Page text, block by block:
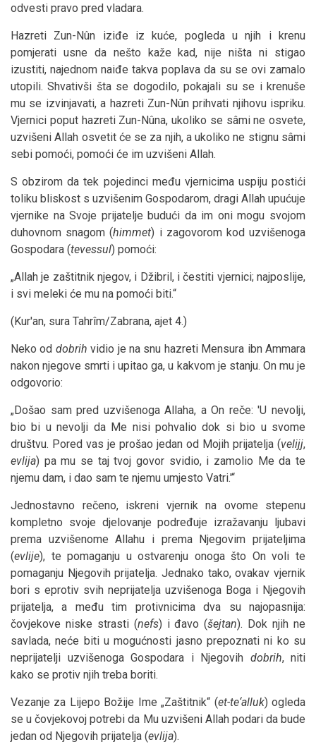
odvesti pravo pred vladara.
Hazreti Zun-Nûn iziđe iz kuće, pogleda u njih i krenu
pomjerati usne da nešto kaže kad, nije ništa ni stigao
izustiti, najednom naiđe takva poplava da su se ovi zamalo
utopili. Shvativši šta se dogodilo, pokajali su se i krenuše
mu se izvinjavati, a hazreti Zun-Nûn prihvati njihovu ispriku.
Vjernici poput hazreti Zun-Nûna, ukoliko se sâmi ne osvete,
uzvišeni Allah osvetit će se za njih, a ukoliko ne stignu sâmi
sebi pomoći, pomoći će im uzvišeni Allah.
S obzirom da tek pojedinci među vjernicima uspiju postići
toliku bliskost s uzvišenim Gospodarom, dragi Allah upućuje
vjernike na Svoje prijatelje budući da im oni mogu svojom
duhovnom snagom (himmet) i zagovorom kod uzvišenoga
Gospodara (tevessul) pomoći:
„Allah je zaštitnik njegov, i Džibril, i čestiti vjernici; najposlije,
i svi meleki će mu na pomoći biti.“
(Kur'an, sura Tahrîm/Zabrana, ajet 4.)
Neko od dobrih vidio je na snu hazreti Mensura ibn Ammara
nakon njegove smrti i upitao ga, u kakvom je stanju. On mu je
odgovorio:
„Došao sam pred uzvišenoga Allaha, a On reče: 'U nevolji,
bio bi u nevolji da Me nisi pohvalio dok si bio u svome
društvu. Pored vas je prošao jedan od Mojih prijatelja (velijj,
evlija) pa mu se taj tvoj govor svidio, i zamolio Me da te
njemu dam, i dao sam te njemu umjesto Vatri.'“
Jednostavno rečeno, iskreni vjernik na ovome stepenu
kompletno svoje djelovanje podređuje izražavanju ljubavi
prema uzvišenome Allahu i prema Njegovim prijateljima
(evlije), te pomaganju u ostvarenju onoga što On voli te
pomaganju Njegovih prijatelja. Jednako tako, ovakav vjernik
bori s eprotiv svih neprijatelja uzvišenoga Boga i Njegovih
prijatelja, a među tim protivnicima dva su najopasnija:
čovjekove niske strasti (nefs) i đavo (šejtan). Dok njih ne
savlada, neće biti u mogućnosti jasno prepoznati ni ko su
neprijatelji uzvišenoga Gospodara i Njegovih dobrih, niti
kako se protiv njih treba boriti.
Vezanje za Lijepo Božije Ime „Zaštitnik“ (et-te‘alluk) ogleda
se u čovjekovoj potrebi da Mu uzvišeni Allah podari da bude
jedan od Njegovih prijatelja (evlija).